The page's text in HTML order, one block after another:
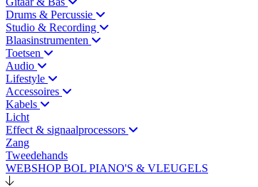
Drums & Percussie
Studio & Recording
Blaasinstrumenten
Toetsen
Audio
Lifestyle
Accessoires
Kabels
Licht
Effect & signaalprocessors
Zang
Tweedehands
WEBSHOP BOL PIANO'S & VLEUGELS